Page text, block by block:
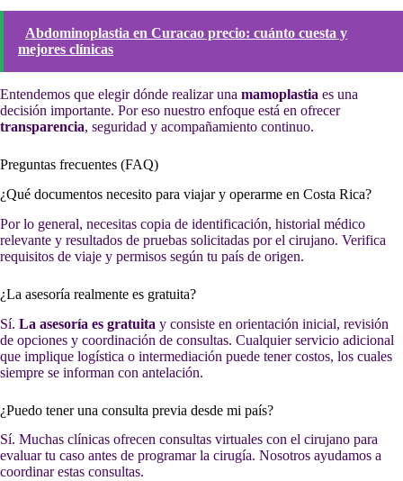
Abdominoplastia en Curacao precio: cuánto cuesta y
mejores clínicas
Entendemos que elegir dónde realizar una mamoplastia es una
decisión importante. Por eso nuestro enfoque está en ofrecer
transparencia, seguridad y acompañamiento continuo.
Preguntas frecuentes (FAQ)
¿Qué documentos necesito para viajar y operarme en Costa Rica?
Por lo general, necesitas copia de identificación, historial médico
relevante y resultados de pruebas solicitadas por el cirujano. Verifica
requisitos de viaje y permisos según tu país de origen.
¿La asesoría realmente es gratuita?
Sí. La asesoría es gratuita y consiste en orientación inicial, revisión
de opciones y coordinación de consultas. Cualquier servicio adicional
que implique logística o intermediación puede tener costos, los cuales
siempre se informan con antelación.
¿Puedo tener una consulta previa desde mi país?
Sí. Muchas clínicas ofrecen consultas virtuales con el cirujano para
evaluar tu caso antes de programar la cirugía. Nosotros ayudamos a
coordinar estas consultas.